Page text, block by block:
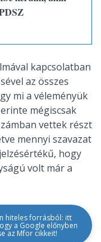
kapcsolatban
az összes
mi a véleményük
mégiscsak
vettek részt
mennyi szavazat
hogy
volt már a
hiteles forrásból: itt
a Google előnyben
az Mfor cikkeit!